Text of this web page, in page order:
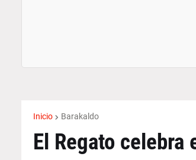
Inicio Barakaldo
El Regato